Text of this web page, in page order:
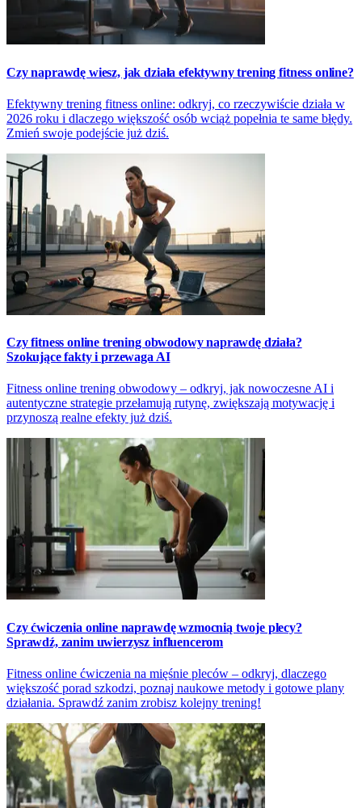
Czy naprawdę wiesz, jak działa efektywny trening fitness online?
Efektywny trening fitness online: odkryj, co rzeczywiście działa w
2026 roku i dlaczego większość osób wciąż popełnia te same błędy.
Zmień swoje podejście już dziś.
Czy fitness online trening obwodowy naprawdę działa?
Szokujące fakty i przewaga AI
Fitness online trening obwodowy – odkryj, jak nowoczesne AI i
autentyczne strategie przełamują rutynę, zwiększają motywację i
przynoszą realne efekty już dziś.
Czy ćwiczenia online naprawdę wzmocnią twoje plecy?
Sprawdź, zanim uwierzysz influencerom
Fitness online ćwiczenia na mięśnie pleców – odkryj, dlaczego
większość porad szkodzi, poznaj naukowe metody i gotowe plany
działania. Sprawdź zanim zrobisz kolejny trening!